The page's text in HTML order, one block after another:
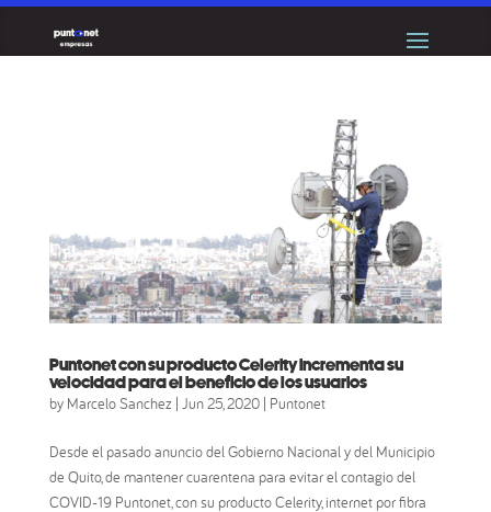
Puntonet con su producto Celerity incrementa su
velocidad para el beneficio de los usuarios
by Marcelo Sanchez| Jun 25, 2020| Puntonet
Desde el pasado anuncio del Gobierno Nacional y del Municipio
de Quito, de mantener cuarentena para evitar el contagio del
COVID-19 Puntonet, con su producto Celerity, internet por fibra